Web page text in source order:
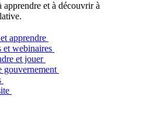
et à découvrir à
apprendre
et webinaires
et jouer
gouvernement